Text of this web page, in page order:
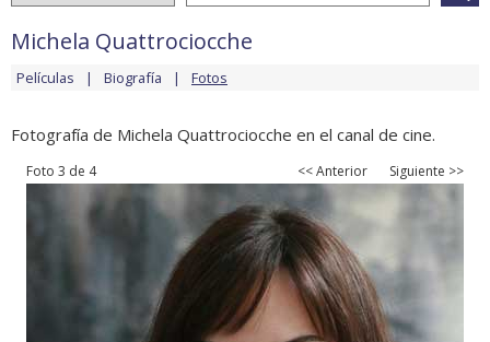
Michela Quattrociocche
Películas Biografía Fotos
Fotografía de Michela Quattrociocche en el canal de cine.
Foto 3 de 4 << Anterior Siguiente >>